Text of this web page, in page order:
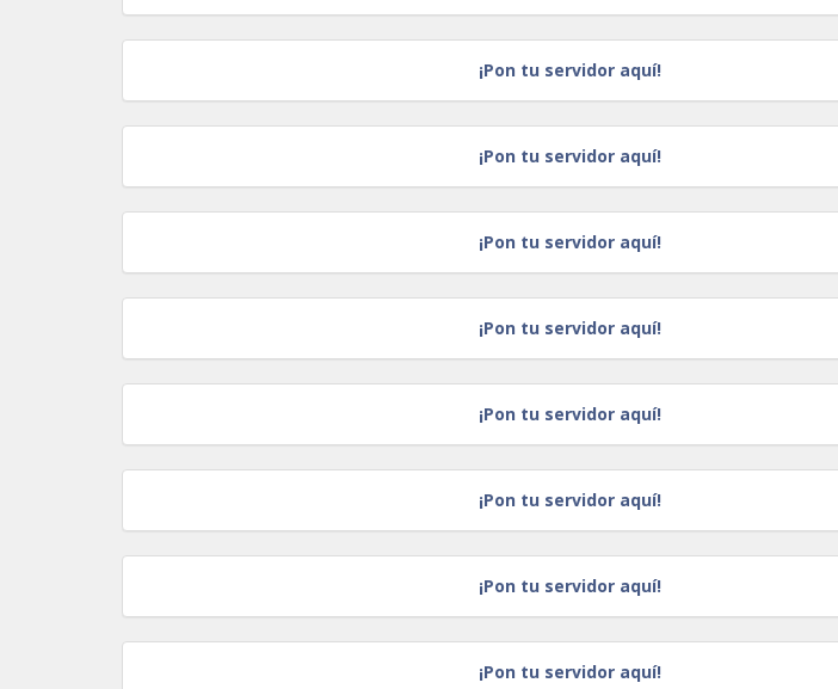
¡Pon tu servidor aquí!
¡Pon tu servidor aquí!
¡Pon tu servidor aquí!
¡Pon tu servidor aquí!
¡Pon tu servidor aquí!
¡Pon tu servidor aquí!
¡Pon tu servidor aquí!
¡Pon tu servidor aquí!